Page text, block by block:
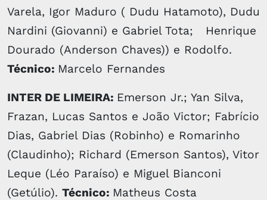
Varela, Igor Maduro ( Dudu Hatamoto), Dudu
Nardini (Giovanni) e Gabriel Tota; Henrique
Dourado (Anderson Chaves)) e Rodolfo.
Técnico: Marcelo Fernandes
INTER DE LIMEIRA: Emerson Jr.; Yan Silva,
Frazan, Lucas Santos e João Victor; Fabrício
Dias, Gabriel Dias (Robinho) e Romarinho
(Claudinho); Richard (Emerson Santos), Vitor
Leque (Léo Paraíso) e Miguel Bianconi
(Getúlio). Técnico: Matheus Costa